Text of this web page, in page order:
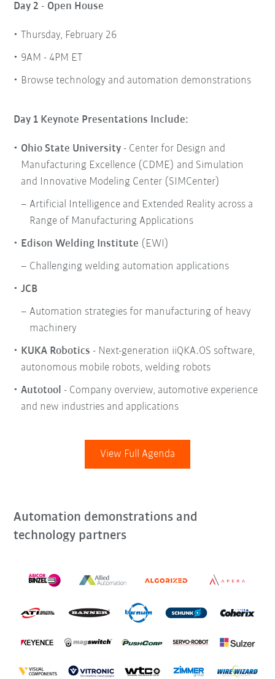
Day 2 - Open House
Thursday, February 26
9AM - 4PM ET
Browse technology and automation demonstrations
Day 1 Keynote Presentations Include:
Ohio State University - Center for Design and
Manufacturing Excellence (CDME) and Simulation
and Innovative Modeling Center (SIMCenter)
Artificial Intelligence and Extended Reality across a
Range of Manufacturing Applications
Edison Welding Institute (EWI)
Challenging welding automation applications
JCB
Automation strategies for manufacturing of heavy
machinery
KUKA Robotics - Next-generation iiQKA.OS software,
autonomous mobile robots, welding robots
Autotool - Company overview, automotive experience
and new industries and applications
View Full Agenda
Automation demonstrations and
technology partners